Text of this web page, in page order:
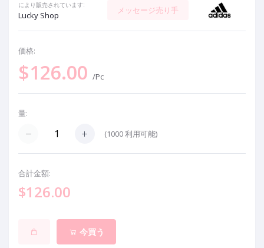
により販売されています:
Lucky Shop
メッセージ売り手
価格:
$126.00 /Pc
量:
(1000利用可能)
合計金額:
$126.00
今買う